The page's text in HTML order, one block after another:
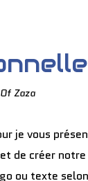
Zaza
je vous
de créer
ou texte